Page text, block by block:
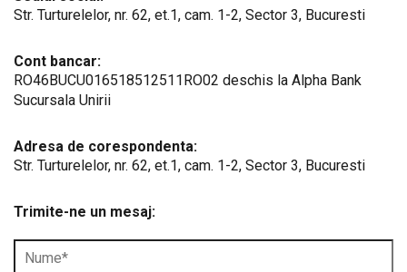
Str. Turturelelor, nr. 62, et.1, cam. 1-2, Sector 3, Bucuresti
Cont bancar:
RO46BUCU016518512511RO02 deschis la Alpha Bank
Sucursala Unirii
Adresa de corespondenta:
Str. Turturelelor, nr. 62, et.1, cam. 1-2, Sector 3, Bucuresti
Trimite-ne un mesaj: